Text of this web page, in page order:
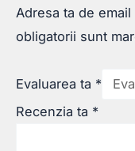
Adresa ta de
obligatorii sunt
Evaluarea ta *
Recenzia ta *